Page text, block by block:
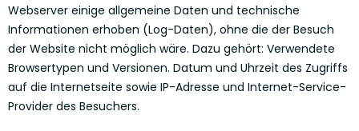
Webserver einige allgemeine Daten und technische
Informationen erhoben (Log-Daten), ohne die der Besuch
der Website nicht möglich wäre. Dazu gehört: Verwendete
Browsertypen und Versionen. Datum und Uhrzeit des Zugriffs
auf die Internetseite sowie IP-Adresse und Internet-Service-
Provider des Besuchers.